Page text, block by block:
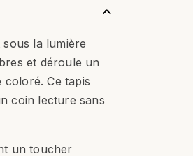
la lumière
et déroule un
Ce tapis
coin lecture sans
un toucher